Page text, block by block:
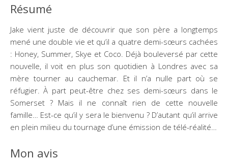
Résumé
Jake vient juste de découvrir que son père a longtemps
mené une double vie et qu’il a quatre demi-sœurs cachées
: Honey, Summer, Skye et Coco. Déjà bouleversé par cette
nouvelle, il voit en plus son quotidien à Londres avec sa
mère tourner au cauchemar. Et il n’a nulle part où se
réfugier. À part peut-être chez ses demi-sœurs dans le
Somerset ? Mais il ne connaît rien de cette nouvelle
famille… Est-ce qu’il y sera le bienvenu ? D’autant qu’il arrive
en plein milieu du tournage d’une émission de télé-réalité…
Mon avis